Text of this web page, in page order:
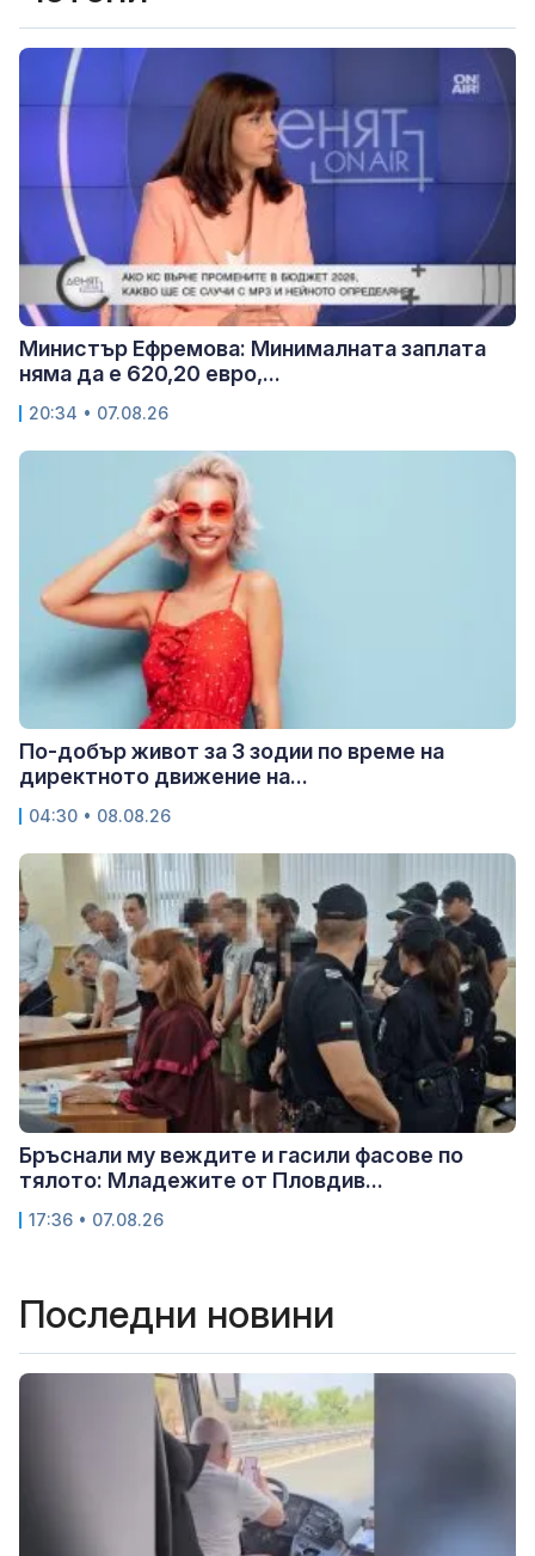
Министър Ефремова: Минималната заплата
няма да е 620,20 евро,...
20:34 • 07.08.26
По-добър живот за 3 зодии по време на
директното движение на...
04:30 • 08.08.26
Бръснали му веждите и гасили фасове по
тялото: Младежите от Пловдив...
17:36 • 07.08.26
Последни новини